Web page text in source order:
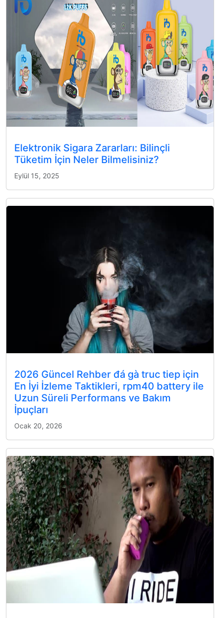
Elektronik Sigara Zararları: Bilinçli
Tüketim İçin Neler Bilmelisiniz?
Eylül 15, 2025
2026 Güncel Rehber đá gà truc tiep için
En İyi İzleme Taktikleri, rpm40 battery ile
Uzun Süreli Performans ve Bakım
İpuçları
Ocak 20, 2026